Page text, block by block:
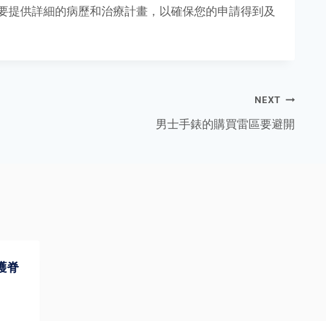
供詳細的病歷和治療計畫，以確保您的申請得到及
NEXT
男士手錶的購買雷區要避開
脊